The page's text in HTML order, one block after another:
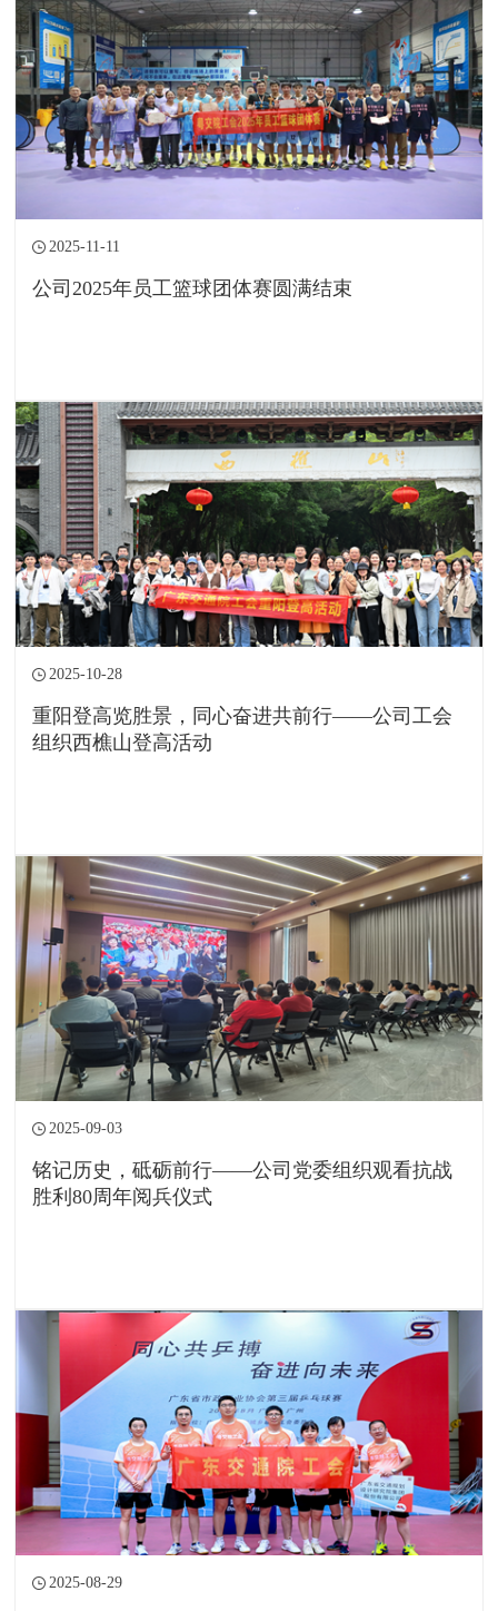
2025-11-11
公司2025年员工篮球团体赛圆满结束
2025-10-28
重阳登高览胜景，同心奋进共前行——公司工会
组织西樵山登高活动
2025-09-03
铭记历史，砥砺前行——公司党委组织观看抗战
胜利80周年阅兵仪式
2025-08-29